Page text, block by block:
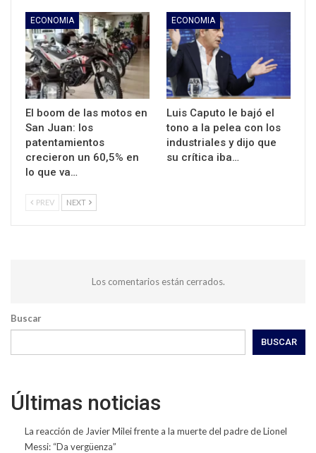
ECONOMIA
El boom de las motos en
San Juan: los
patentamientos
crecieron un 60,5% en
lo que va…
ECONOMIA
Luis Caputo le bajó el
tono a la pelea con los
industriales y dijo que
su crítica iba…
PREV NEXT
Los comentarios están cerrados.
Buscar
BUSCAR
Últimas noticias
La reacción de Javier Milei frente a la muerte del padre de Lionel
Messi: “Da vergüenza”